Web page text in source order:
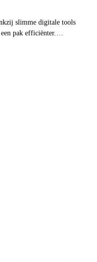
slimme digitale tools
pak efficiënter.…